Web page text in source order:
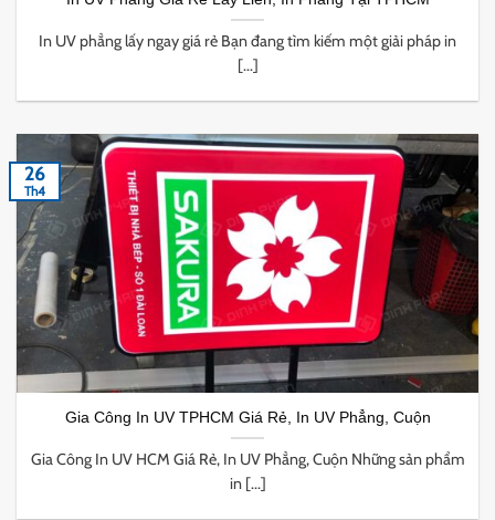
In UV phẳng lấy ngay giá rẻ Bạn đang tìm kiếm một giải pháp in
[...]
Gia Công In UV TPHCM Giá Rẻ, In UV Phẳng, Cuộn
Gia Công In UV HCM Giá Rẻ, In UV Phẳng, Cuộn Những sản phẩm
in [...]
26
Th4